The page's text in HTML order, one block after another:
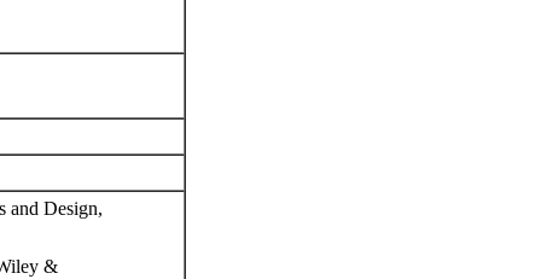
and Design,
&